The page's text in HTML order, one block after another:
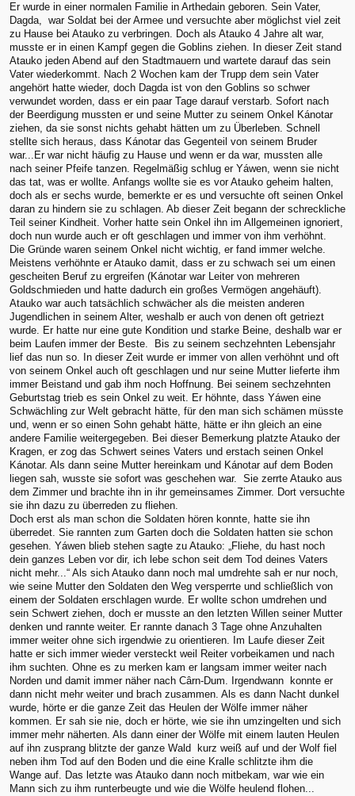
Er wurde in einer normalen Familie in Arthedain geboren. Sein Vater,
Dagda, war Soldat bei der Armee und versuchte aber möglichst viel zeit
zu Hause bei Atauko zu verbringen. Doch als Atauko 4 Jahre alt war,
musste er in einen Kampf gegen die Goblins ziehen. In dieser Zeit stand
Atauko jeden Abend auf den Stadtmauern und wartete darauf das sein
Vater wiederkommt. Nach 2 Wochen kam der Trupp dem sein Vater
angehört hatte wieder, doch Dagda ist von den Goblins so schwer
verwundet worden, dass er ein paar Tage darauf verstarb. Sofort nach
der Beerdigung mussten er und seine Mutter zu seinem Onkel Kánotar
ziehen, da sie sonst nichts gehabt hätten um zu Überleben. Schnell
stellte sich heraus, dass Kánotar das Gegenteil von seinem Bruder
war...Er war nicht häufig zu Hause und wenn er da war, mussten alle
nach seiner Pfeife tanzen. Regelmäßig schlug er Yáwen, wenn sie nicht
das tat, was er wollte. Anfangs wollte sie es vor Atauko geheim halten,
doch als er sechs wurde, bemerkte er es und versuchte oft seinen Onkel
daran zu hindern sie zu schlagen. Ab dieser Zeit begann der schreckliche
Teil seiner Kindheit. Vorher hatte sein Onkel ihn im Allgemeinen ignoriert,
doch nun wurde auch er oft geschlagen und immer von ihm verhöhnt.
Die Gründe waren seinem Onkel nicht wichtig, er fand immer welche.
Meistens verhöhnte er Atauko damit, dass er zu schwach sei um einen
gescheiten Beruf zu ergreifen (Kánotar war Leiter von mehreren
Goldschmieden und hatte dadurch ein großes Vermögen angehäuft).
Atauko war auch tatsächlich schwächer als die meisten anderen
Jugendlichen in seinem Alter, weshalb er auch von denen oft getriezt
wurde. Er hatte nur eine gute Kondition und starke Beine, deshalb war er
beim Laufen immer der Beste. Bis zu seinem sechzehnten Lebensjahr
lief das nun so. In dieser Zeit wurde er immer von allen verhöhnt und oft
von seinem Onkel auch oft geschlagen und nur seine Mutter lieferte ihm
immer Beistand und gab ihm noch Hoffnung. Bei seinem sechzehnten
Geburtstag trieb es sein Onkel zu weit. Er höhnte, dass Yáwen eine
Schwächling zur Welt gebracht hätte, für den man sich schämen müsste
und, wenn er so einen Sohn gehabt hätte, hätte er ihn gleich an eine
andere Familie weitergegeben. Bei dieser Bemerkung platzte Atauko der
Kragen, er zog das Schwert seines Vaters und erstach seinen Onkel
Kánotar. Als dann seine Mutter hereinkam und Kánotar auf dem Boden
liegen sah, wusste sie sofort was geschehen war. Sie zerrte Atauko aus
dem Zimmer und brachte ihn in ihr gemeinsames Zimmer. Dort versuchte
sie ihn dazu zu überreden zu fliehen.
Doch erst als man schon die Soldaten hören konnte, hatte sie ihn
überredet. Sie rannten zum Garten doch die Soldaten hatten sie schon
gesehen. Yáwen blieb stehen sagte zu Atauko: „Fliehe, du hast noch
dein ganzes Leben vor dir, ich lebe schon seit dem Tod deines Vaters
nicht mehr...“ Als sich Atauko dann noch mal umdrehte sah er nur noch,
wie seine Mutter den Soldaten den Weg versperrte und schließlich von
einem der Soldaten erschlagen wurde. Er wollte schon umdrehen und
sein Schwert ziehen, doch er musste an den letzten Willen seiner Mutter
denken und rannte weiter. Er rannte danach 3 Tage ohne Anzuhalten
immer weiter ohne sich irgendwie zu orientieren. Im Laufe dieser Zeit
hatte er sich immer wieder versteckt weil Reiter vorbeikamen und nach
ihm suchten. Ohne es zu merken kam er langsam immer weiter nach
Norden und damit immer näher nach Cârn-Dum. Irgendwann konnte er
dann nicht mehr weiter und brach zusammen. Als es dann Nacht dunkel
wurde, hörte er die ganze Zeit das Heulen der Wölfe immer näher
kommen. Er sah sie nie, doch er hörte, wie sie ihn umzingelten und sich
immer mehr näherten. Als dann einer der Wölfe mit einem lauten Heulen
auf ihn zusprang blitzte der ganze Wald kurz weiß auf und der Wolf fiel
neben ihm Tod auf den Boden und die eine Kralle schlitzte ihm die
Wange auf. Das letzte was Atauko dann noch mitbekam, war wie ein
Mann sich zu ihm runterbeugte und wie die Wölfe heulend flohen...